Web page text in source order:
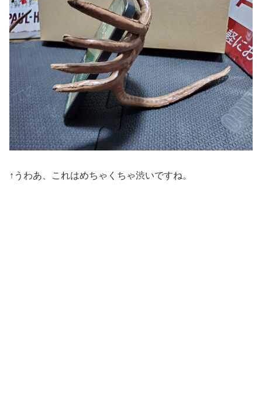
↑うわあ、これはめちゃくちゃ渋いですね。